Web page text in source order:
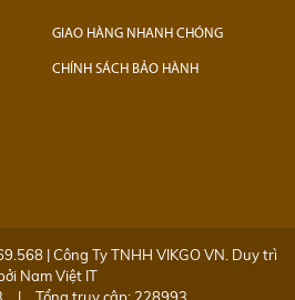
GIAO HÀNG NHANH CHÓNG
CHÍNH SÁCH BẢO HÀNH
| Công Ty TNHH VIKGO VN. Duy trì
Nam Việt IT
| Tổng truy cập: 228993